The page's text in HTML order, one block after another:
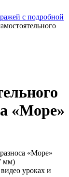
с подробной
«Море»
«Море»
мм)
уроках и